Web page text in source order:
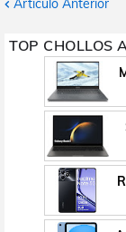
Artículo Anterior
TOP CHOLLOS